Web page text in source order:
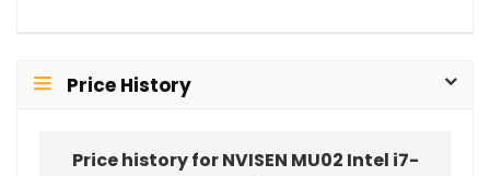
Price History
Price history for NVISEN MU02 Intel i7-